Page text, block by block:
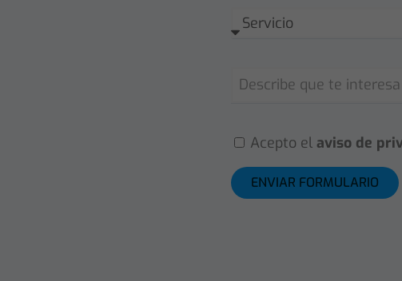
Acepto el aviso de
ENVIAR FORMULARIO